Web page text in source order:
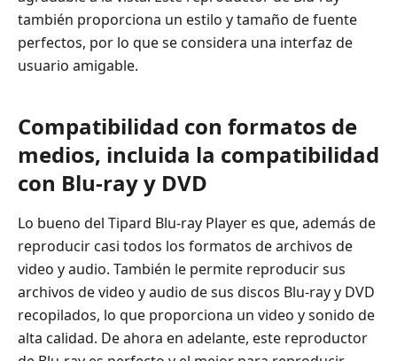
también proporciona un estilo y tamaño de fuente
perfectos, por lo que se considera una interfaz de
usuario amigable.
Compatibilidad con formatos de
medios, incluida la compatibilidad
con Blu-ray y DVD
Lo bueno del Tipard Blu-ray Player es que, además de
reproducir casi todos los formatos de archivos de
video y audio. También le permite reproducir sus
archivos de video y audio de sus discos Blu-ray y DVD
recopilados, lo que proporciona un video y sonido de
alta calidad. De ahora en adelante, este reproductor